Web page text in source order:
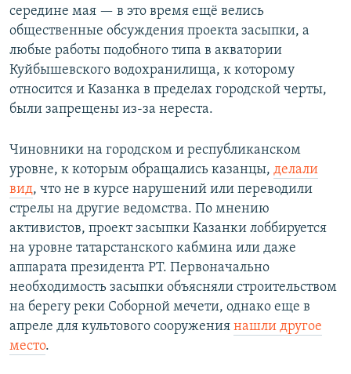
середине мая — в это время ещё велись
общественные обсуждения проекта засыпки, а
любые работы подобного типа в акватории
Куйбышевского водохранилища, к которому
относится и Казанка в пределах городской черты,
были запрещены из-за нереста.
​Чиновники на городском и республиканском
уровне, к которым обращались казанцы, делали
вид, что не в курсе нарушений или переводили
стрелы на другие ведомства. По мнению
активистов, проект засыпки Казанки лоббируется
на уровне татарстанского кабмина или даже
аппарата президента РТ. Первоначально
необходимость засыпки объясняли строительством
на берегу реки Соборной мечети, однако еще в
апреле для культового сооружения нашли другое
место.